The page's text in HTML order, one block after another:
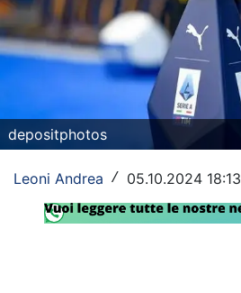
Champions League
Europa League
Altri Sport
Formula 1
Tennis
Vela
depositphotos
Leoni Andrea / 05.10.2024 18:13